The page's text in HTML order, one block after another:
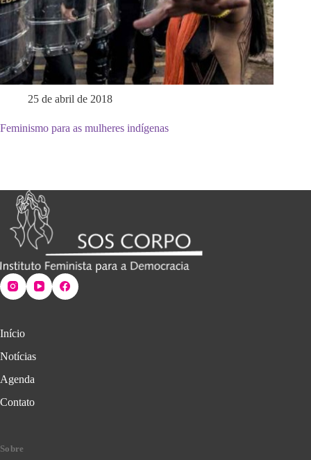
25 de abril de 2018
Feminismo para as mulheres indígenas
Início
Notícias
Agenda
Contato
Sobre